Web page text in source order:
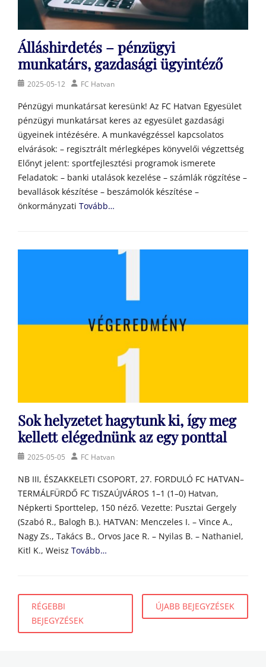
Álláshirdetés – pénzügyi
munkatárs, gazdasági ügyintéző
Posted2025-05-12 AuthorFC Hatvan
Pénzügyi munkatársat keresünk! Az FC Hatvan Egyesület
pénzügyi munkatársat keres az egyesület gazdasági
ügyeinek intézésére. A munkavégzéssel kapcsolatos
elvárások: – regisztrált mérlegképes könyvelői végzettség
Előnyt jelent: sportfejlesztési programok ismerete
Feladatok: – banki utalások kezelése – számlák rögzítése –
bevallások készítése – beszámolók készítése –
önkormányzati Tovább…
Sok helyzetet hagytunk ki, így meg
kellett elégednünk az egy ponttal
Posted2025-05-05 AuthorFC Hatvan
NB III, ÉSZAKKELETI CSOPORT, 27. FORDULÓ FC HATVAN–
TERMÁLFÜRDŐ FC TISZAÚJVÁROS 1–1 (1–0) Hatvan,
Népkerti Sporttelep, 150 néző. Vezette: Pusztai Gergely
(Szabó R., Balogh B.). HATVAN: Menczeles I. – Vince A.,
Nagy Zs., Takács B., Orvos Jace R. – Nyilas B. – Nathaniel,
Kitl K., Weisz Tovább…
Bejegyzés
navigáció
RÉGEBBI
BEJEGYZÉSEK
ÚJABB BEJEGYZÉSEK